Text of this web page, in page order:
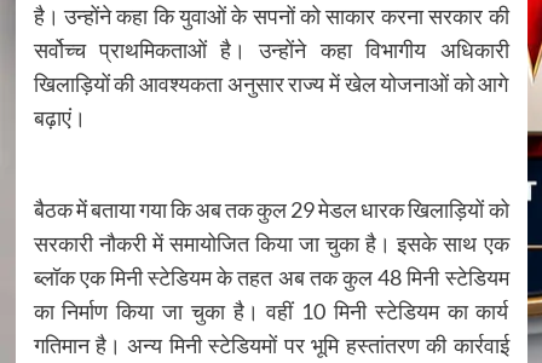
है। उन्होंने कहा कि युवाओं के सपनों को साकार करना सरकार की
सर्वोच्च प्राथमिकताओं है। उन्होंने कहा विभागीय अधिकारी
खिलाड़ियों की आवश्यकता अनुसार राज्य में खेल योजनाओं को आगे
बढ़ाएं।
बैठक में बताया गया कि अब तक कुल 29 मेडल धारक खिलाड़ियों को
सरकारी नौकरी में समायोजित किया जा चुका है। इसके साथ एक
ब्लॉक एक मिनी स्टेडियम के तहत अब तक कुल 48 मिनी स्टेडियम
का निर्माण किया जा चुका है। वहीं 10 मिनी स्टेडियम का कार्य
गतिमान है। अन्य मिनी स्टेडियमों पर भूमि हस्तांतरण की कार्रवाई